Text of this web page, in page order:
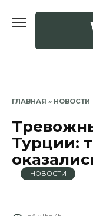
ГЛАВНАЯ » НОВОСТИ
Турции:
НОВОСТИ